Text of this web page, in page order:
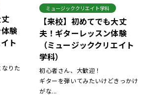
験
ト
りた
ミュージッククリエイト学科
【来校】初めてでも大丈
夫！ギターレッスン体験
（ミュージッククリエイト
学科）
初心者さん、大歓迎！
ギターを弾いてみたいけどきっかけ
がな...